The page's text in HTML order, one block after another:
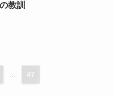
教訓
... 47